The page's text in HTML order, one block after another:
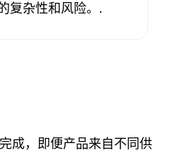
复杂性和风险。.
成，即便产品来自不同供